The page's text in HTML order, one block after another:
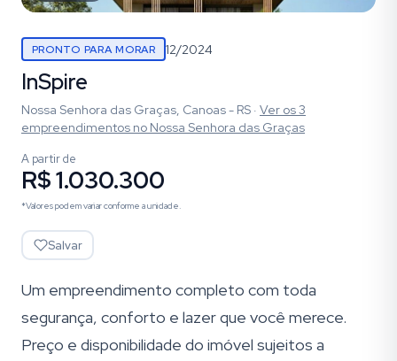
PRONTO PARA MORAR 12/2024
InSpire
Nossa Senhora das Graças, Canoas - RS · Ver os3
empreendimentos no Nossa Senhora das Graças
A partir de
R$ 1.030.300
*Valores podem variar conforme a unidade.
Salvar
Um empreendimento completo com toda
segurança, conforto e lazer que você merece.
Preço e disponibilidade do imóvel sujeitos a